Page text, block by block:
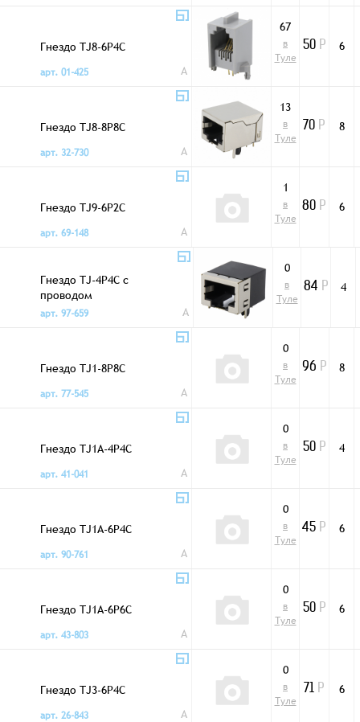
Гнездо TJ8-6P4C
арт. 01-425
A
67
в
Туле
50 Р 6
Гнездо TJ8-8P8C
арт. 32-730
A
13
в
Туле
70 Р 8
Гнездо TJ9-6P2C
арт. 69-148
A
1
в
Туле
80 Р 6
Гнездо TJ-4P4C с
проводом
арт. 97-659
A
0
в
Туле
84 Р 4
Гнездо TJ1-8P8C
арт. 77-545
A
0
в
Туле
96 Р 8
Гнездо TJ1A-4P4C
арт. 41-041
A
0
в
Туле
50 Р 4
Гнездо TJ1A-6P4C
арт. 90-761
A
0
в
Туле
45 Р 6
Гнездо TJ1A-6P6C
арт. 43-803
A
0
в
Туле
50 Р 6
Гнездо TJ3-6P4C
арт. 26-843
A
0
в
Туле
71 Р 6